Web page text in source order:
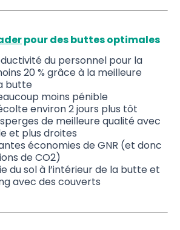
pour des buttes optimales
du personnel pour la
20 % grâce à la meilleure
butte
moins pénible
environ 2 jours plus tôt
de meilleure qualité avec
et plus droites
économies de GNR (et donc
de CO2)
du sol à l’intérieur de la butte et
avec des couverts